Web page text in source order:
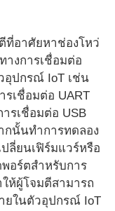
ที่อาศัยหาช่องโหว่
งการเชื่อมต่อ
อุปกรณ์ IoT เช่น
รเชื่อมต่อ UART
รเชื่อมต่อ USB
กนั้นทำการทดลอง
ลี่ยนเฟิร์มแวร์หรือ
อร์ตสำหรับการ
ให้ผู้โจมตีสามารถ
ยในตัวอุปกรณ์ IoT